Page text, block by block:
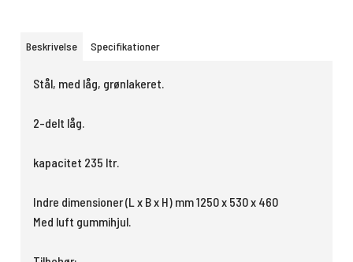
Beskrivelse Specifikationer
Stål, med låg, grønlakeret.
2-delt låg.
kapacitet 235 ltr.
Indre dimensioner(L x B x H) mm1250 x 530 x 460
Med luft gummihjul.